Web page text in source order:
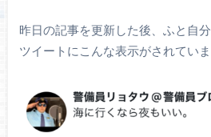
昨日の記事を更新した後、ふと自
ツイートにこんな表示がされてい